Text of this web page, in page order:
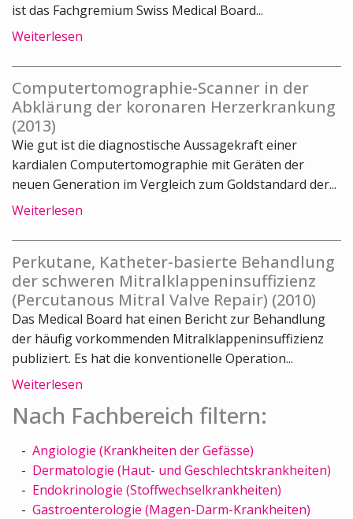
ist das Fachgremium Swiss Medical Board...
Weiterlesen
Computertomographie-Scanner in der
Abklärung der koronaren Herzerkrankung
(2013)
Wie gut ist die diagnostische Aussagekraft einer
kardialen Computertomographie mit Geräten der
neuen Generation im Vergleich zum Goldstandard der...
Weiterlesen
Perkutane, Katheter-basierte Behandlung
der schweren Mitralklappeninsuffizienz
(Percutanous Mitral Valve Repair) (2010)
Das Medical Board hat einen Bericht zur Behandlung
der häufig vorkommenden Mitralklappeninsuffizienz
publiziert. Es hat die konventionelle Operation...
Weiterlesen
Nach Fachbereich filtern:
Angiologie (Krankheiten der Gefässe)
Dermatologie (Haut- und Geschlechtskrankheiten)
Endokrinologie (Stoffwechselkrankheiten)
Gastroenterologie (Magen-Darm-Krankheiten)